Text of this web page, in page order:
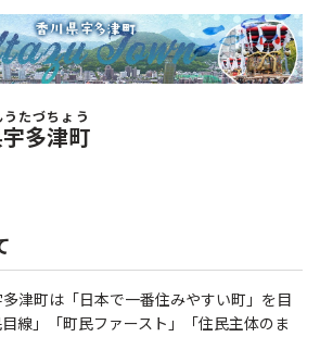
税返礼品一覧
宇多津町
うたづちょう
津町は「日本で一番住みやすい町」を目
線」「町民ファースト」「住民主体のま